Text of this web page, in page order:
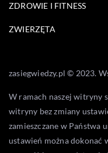
ZDROWIE I FITNESS
ZWIERZĘTA
zasiegwiedzy.pl © 2023.
W ramach naszej witryny
witryny bez zmiany
zamieszczane w Państwa
ustawień można dokonać